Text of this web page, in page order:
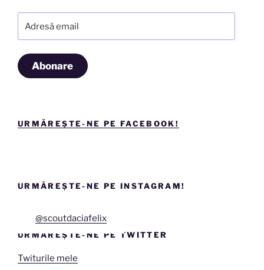
Abonare
URMĂREȘTE-NE PE FACEBOOK!
URMĂREȘTE-NE PE INSTAGRAM!
@scoutdaciafelix
URMĂREȘTE-NE PE TWITTER
Twiturile mele